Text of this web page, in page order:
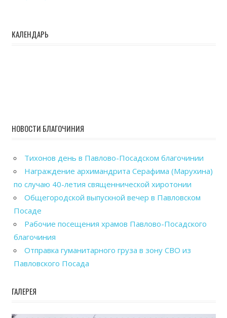
КАЛЕНДАРЬ
НОВОСТИ БЛАГОЧИНИЯ
Тихонов день в Павлово-Посадском благочинии
Награждение архимандрита Серафима (Марухина)
по случаю 40-летия священнической хиротонии
Общегородской выпускной вечер в Павловском
Посаде
Рабочие посещения храмов Павлово-Посадского
благочиния
Отправка гуманитарного груза в зону СВО из
Павловского Посада
ГАЛЕРЕЯ